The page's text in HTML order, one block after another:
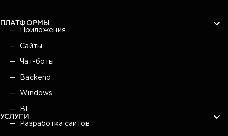
ПЛАТФОРМЫ
Приложения
Сайты
Чат-боты
Backend
Windows
BI
УСЛУГИ
Разработка сайтов